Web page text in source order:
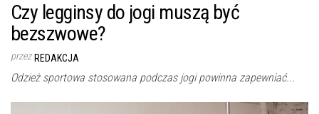
Czy legginsy do jogi muszą być
bezszwowe?
przez REDAKCJA
Odzież sportowa stosowana podczas jogi powinna zapewniać...